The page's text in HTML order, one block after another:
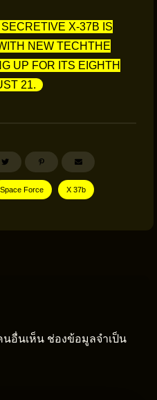
X-37B IS
NEW TECHTHE
UP FOR ITS EIGHTH
21.
Space Force X 37b
นอื่นเห็น ช่องข้อมูลจำเป็น